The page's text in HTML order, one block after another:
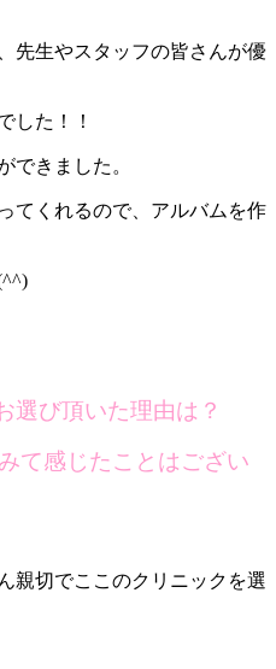
先生やスタッフの皆さんが優
した！！
できました。
てくれるので、アルバムを作
選び頂いた理由は？
て感じたことはござい
親切でここのクリニックを選